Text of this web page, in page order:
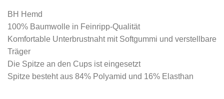
BH Hemd
100% Baumwolle in Feinripp-Qualität
Komfortable Unterbrustnaht mit Softgummi und verstellbare
Träger
Die Spitze an den Cups ist eingesetzt
Spitze besteht aus 84% Polyamid und 16% Elasthan